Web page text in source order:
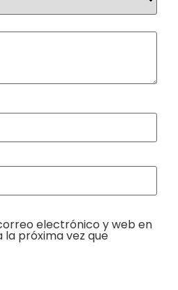
electrónico y web en
próxima vez que